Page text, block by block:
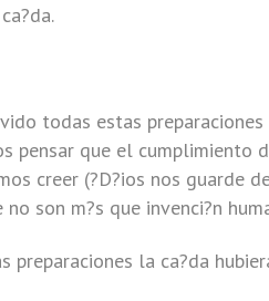
todas estas
pensar que el cumplimiento
creer (?D?ios nos guarde
son m?s que invenci?n
preparaciones la ca?da